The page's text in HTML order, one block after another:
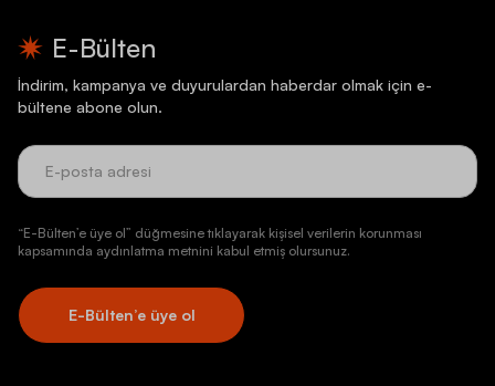
E-Bülten
İndirim, kampanya ve duyurulardan haberdar olmak için e-
bültene abone olun.
“E-Bülten’e üye ol” düğmesine tıklayarak kişisel verilerin korunması
kapsamında aydınlatma metnini kabul etmiş olursunuz.
E-Bülten’e üye ol